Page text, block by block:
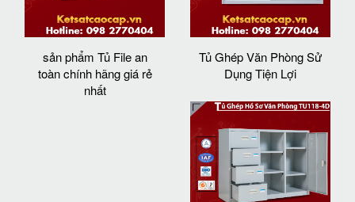
sản phẩm Tủ File an
toàn chính hãng giá rẻ
nhất
Tủ Ghép Văn Phòng Sử
Dụng Tiện Lợi